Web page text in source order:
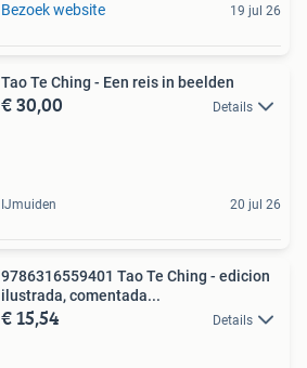
Bezoek website 19 jul 26
Tao Te Ching - Een reis in beelden
€ 30,00 Details
IJmuiden 20 jul 26
9786316559401 Tao Te Ching - edicion
ilustrada, comentada...
€ 15,54 Details